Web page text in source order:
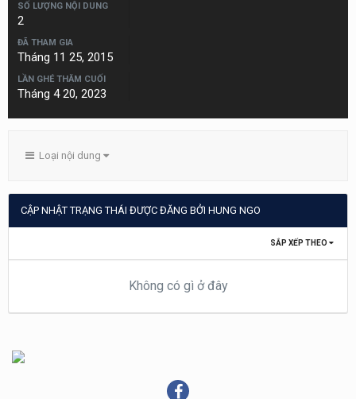
SỐ LƯỢNG NỘI DUNG
2
ĐÃ THAM GIA
Tháng 11 25, 2015
LẦN GHÉ THĂM CUỐI
Tháng 4 20, 2023
Loại nội dung
CẬP NHẬT TRẠNG THÁI ĐƯỢC ĐĂNG BỞI HUNG NGO
SẮP XẾP THEO
Không có gì ở đây